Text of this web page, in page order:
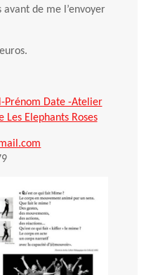
de me l’envoyer
Prénom Date -Atelier
Elephants Roses